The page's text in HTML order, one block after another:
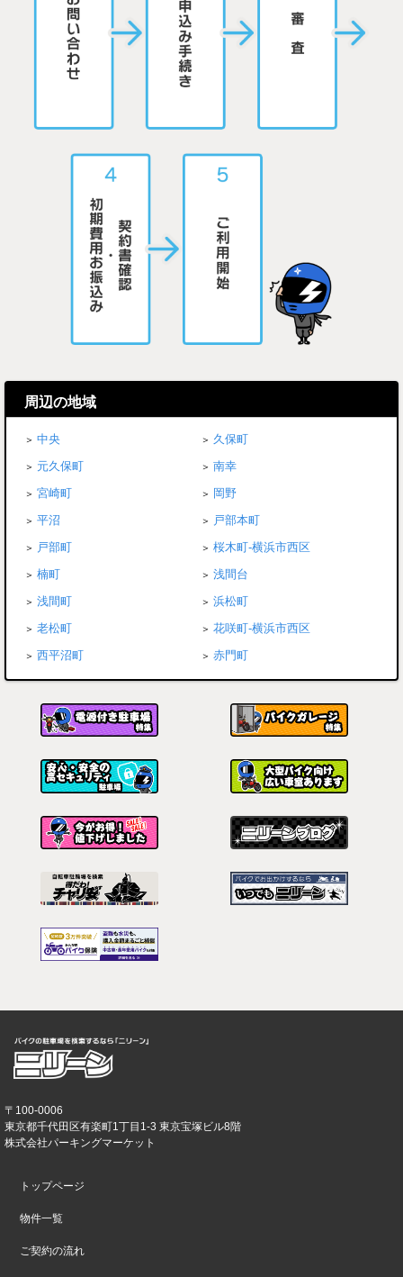
周辺の地域
中央
久保町
元久保町
南幸
宮崎町
岡野
平沼
戸部本町
戸部町
桜木町-横浜市西区
楠町
浅間台
浅間町
浜松町
老松町
花咲町-横浜市西区
西平沼町
赤門町
〒100-0006
東京都千代田区有楽町1丁目1-3 東京宝塚ビル8階
株式会社パーキングマーケット
トップページ
物件一覧
ご契約の流れ